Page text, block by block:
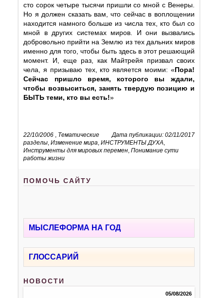
сто сорок четыре тысячи пришли со мной с Венеры.
Но я должен сказать вам, что сейчас в воплощении
находится намного больше из числа тех, кто был со
мной в других системах миров. И они вызвались
добровольно прийти на Землю из тех дальних миров
именно для того, чтобы быть здесь в этот решающий
момент. И, еще раз, как Майтрейя призвал своих
чела, я призываю тех, кто является моими: «Пора!
Сейчас пришло время, которого вы ждали,
чтобы возвыситься, занять твердую позицию и
БЫТЬ теми, кто вы есть!»
22/10/2006 Дата публикации: 02/11/2017
Тематические
разделы ,Изменение мира ,ИНСТРУМЕНТЫ ДУХА
Инструменты для мировых перемен ,Понимание сути
работы жизни
ПОМОЧЬ САЙТУ
МЫСЛЕФОРМА НА ГОД
ГЛОССАРИЙ
НОВОСТИ
05/08/2026